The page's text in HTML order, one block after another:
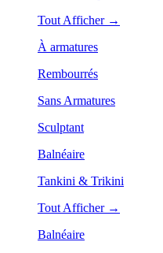
Tout Afficher →
À armatures
Rembourrés
Sans Armatures
Sculptant
Balnéaire
Tankini & Trikini
Tout Afficher →
Balnéaire